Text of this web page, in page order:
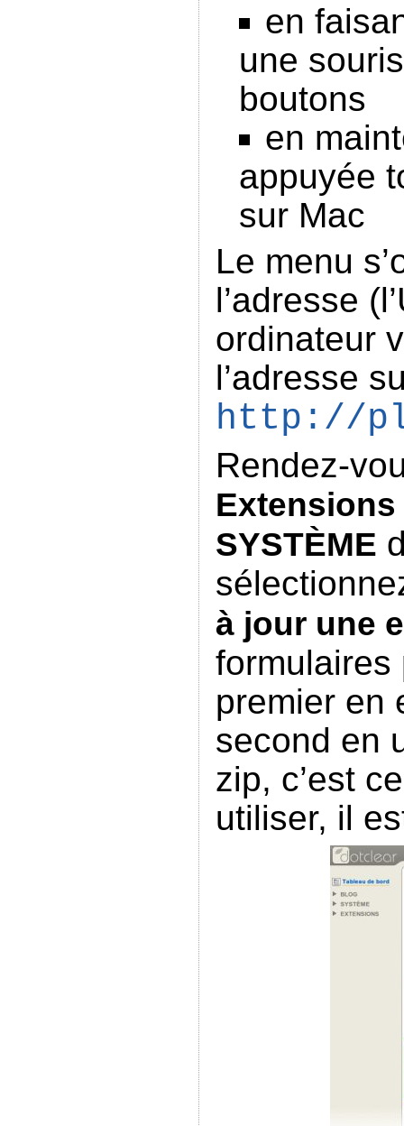
en
une
boutons
en
appuyée
sur Mac
Le menu
l’adresse
ordinateur
l’adresse
http://
Rendez-
Extensions
SYSTÈME
à jour une
formulaires
premier en
second en
zip, c’est
utiliser, il